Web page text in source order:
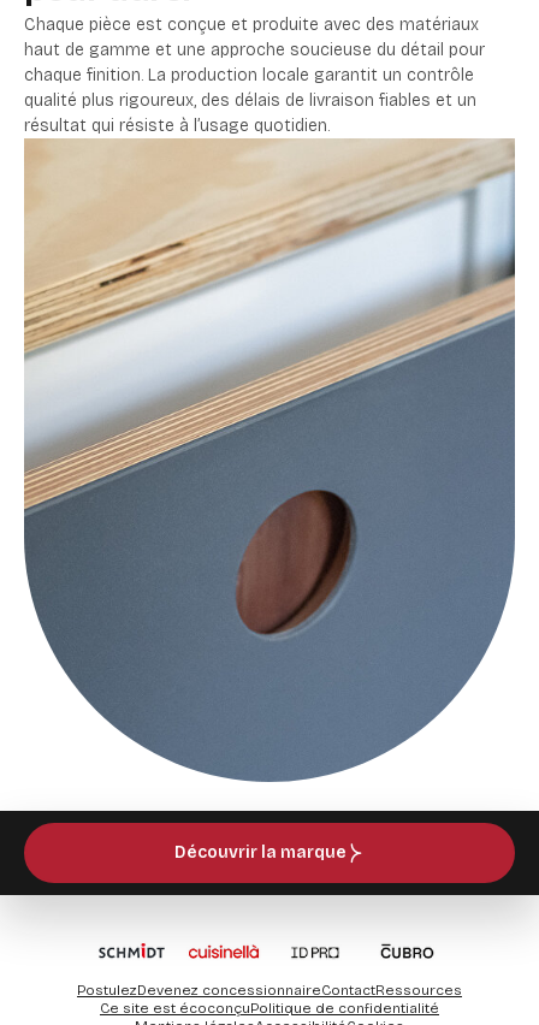
Chaque pièce est conçue et produite avec des matériaux
haut de gamme et une approche soucieuse du détail pour
chaque finition. La production locale garantit un contrôle
qualité plus rigoureux, des délais de livraison fiables et un
résultat qui résiste à l’usage quotidien.
Découvrir la marque
PostulezDevenez concessionnaireContactRessources
Ce site est écoconçuPolitique de confidentialité